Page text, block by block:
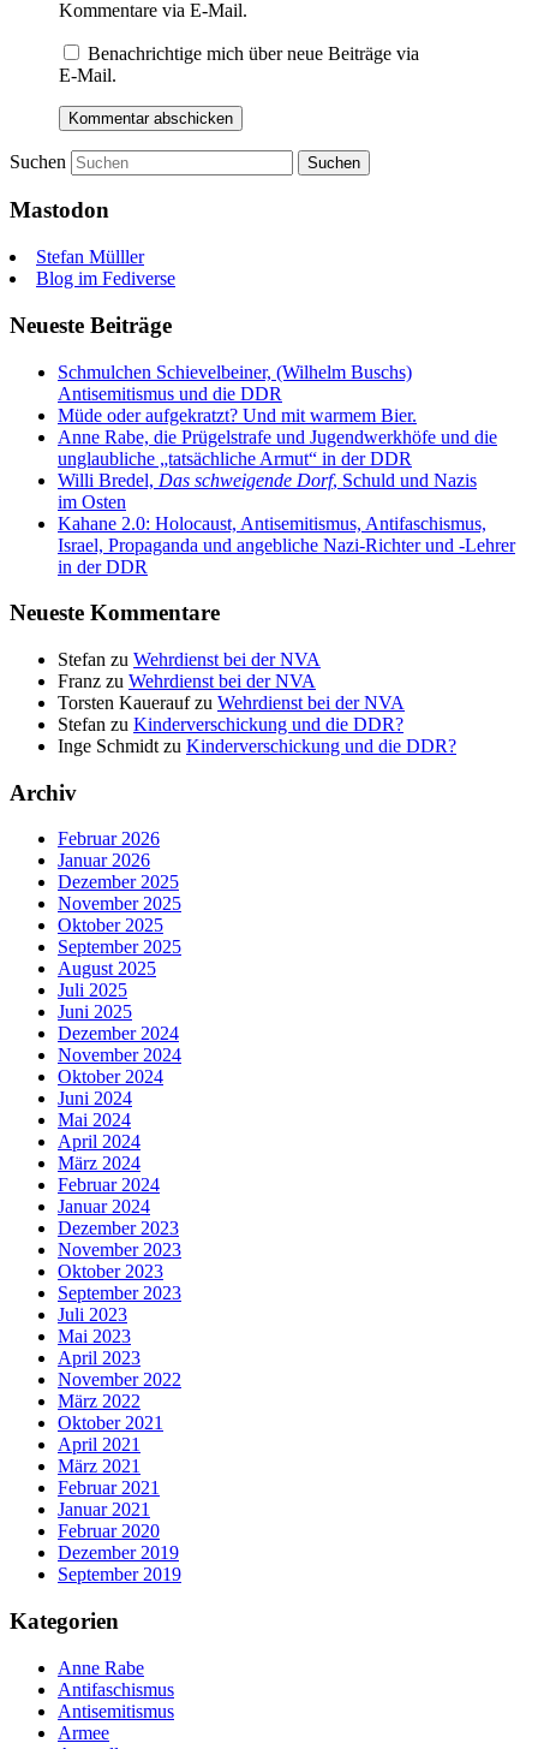
Kommentare via E-Mail.
Benachrichtige mich über neue Beiträge via
E-Mail.
Suchen
Mastodon
Stefan Mülller
Blog im Fediverse
Neueste Beiträge
Schmulchen Schievelbeiner, (Wilhelm Buschs)
Antisemitismus und die DDR
Müde oder aufgekratzt? Und mit warmem Bier.
Anne Rabe, die Prügelstrafe und Jugendwerkhöfe und die
unglaubliche „tatsächliche Armut“ in der DDR
Willi Bredel, Das schweigende Dorf, Schuld und Nazis
im Osten
Kahane 2.0: Holocaust, Antisemitismus, Antifaschismus,
Israel, Propaganda und angebliche Nazi-Richter und ‑Lehrer
in der DDR
Neueste Kommentare
Stefan zu Wehrdienst bei der NVA
Franz zu Wehrdienst bei der NVA
Torsten Kaueraufzu Wehrdienst bei der NVA
Stefan zu Kinderverschickung und die DDR?
Inge Schmidt zu Kinderverschickung und die DDR?
Archiv
Februar 2026
Januar 2026
Dezember 2025
November 2025
Oktober 2025
September 2025
August 2025
Juli 2025
Juni 2025
Dezember 2024
November 2024
Oktober 2024
Juni 2024
Mai 2024
April 2024
März 2024
Februar 2024
Januar 2024
Dezember 2023
November 2023
Oktober 2023
September 2023
Juli 2023
Mai 2023
April 2023
November 2022
März 2022
Oktober 2021
April 2021
März 2021
Februar 2021
Januar 2021
Februar 2020
Dezember 2019
September 2019
Kategorien
Anne Rabe
Antifaschismus
Antisemitismus
Armee